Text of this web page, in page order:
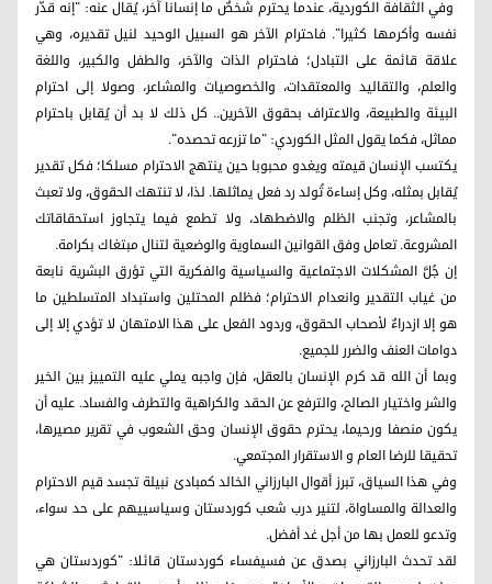
وفي الثقافة الكوردية، عندما يحترم شخصٌ ما إنسانا آخر، يُقال عنه: "إنه قدّر
نفسه وأكرمها كثيرا". فاحترام الآخر هو السبيل الوحيد لنيل تقديره، وهي
علاقة قائمة على التبادل؛ فاحترام الذات والآخر، والطفل والكبير، واللغة
والعلم، والتقاليد والمعتقدات، والخصوصيات والمشاعر، وصولا إلى احترام
البيئة والطبيعة، والاعتراف بحقوق الآخرين.. كل ذلك لا بد أن يُقابل باحترام
مماثل، فكما يقول المثل الكوردي: "ما تزرعه تحصده".
يكتسب الإنسان قيمته ويغدو محبوبا حين ينتهج الاحترام مسلكا؛ فكل تقدير
يُقابل بمثله، وكل إساءة تُولد رد فعل يماثلها. لذا، لا تنتهك الحقوق، ولا تعبث
بالمشاعر، وتجنب الظلم والاضطهاد، ولا تطمع فيما يتجاوز استحقاقاتك
المشروعة. تعامل وفق القوانين السماوية والوضعية لتنال مبتغاك بكرامة.
إن جُلَّ المشكلات الاجتماعية والسياسية والفكرية التي تؤرق البشرية نابعة
من غياب التقدير وانعدام الاحترام؛ فظلم المحتلين واستبداد المتسلطين ما
هو إلا ازدراءٌ لأصحاب الحقوق، وردود الفعل على هذا الامتهان لا تؤدي إلا إلى
دوامات العنف والضرر للجميع.
وبما أن الله قد كرم الإنسان بالعقل، فإن واجبه يملي عليه التمييز بين الخير
والشر واختيار الصالح، والترفع عن الحقد والكراهية والتطرف والفساد. عليه أن
يكون منصفا ورحيما، يحترم حقوق الإنسان وحق الشعوب في تقرير مصيرها،
تحقيقا للرضا العام و الاستقرار المجتمعي.
وفي هذا السياق، تبرز أقوال البارزاني الخالد كمبادئ نبيلة تجسد قيم الاحترام
والعدالة والمساواة، لتنير درب شعب كوردستان وسياسييهم على حد سواء،
وتدعو للعمل بها من أجل غد أفضل.
لقد تحدث البارزاني بصدق عن فسيفساء كوردستان قائلا: "كوردستان هي